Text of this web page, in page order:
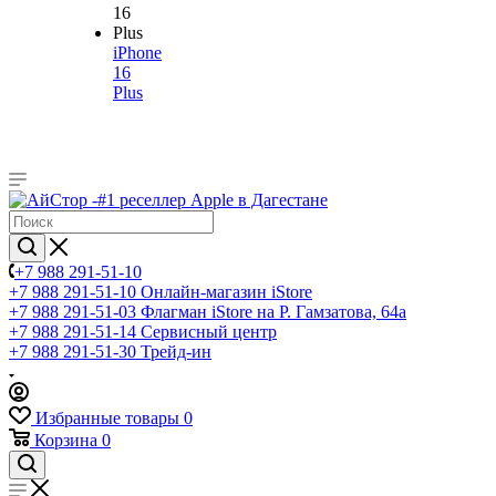
iPhone
16
Plus
+7 988 291-51-10
+7 988 291-51-10 Онлайн-магазин iStore
+7 988 291-51-03 Флагман iStore на Р. Гамзатова, 64а
+7 988 291-51-14 Сервисный центр
+7 988 291-51-30 Трейд-ин
Избранные товары 0
Корзина 0